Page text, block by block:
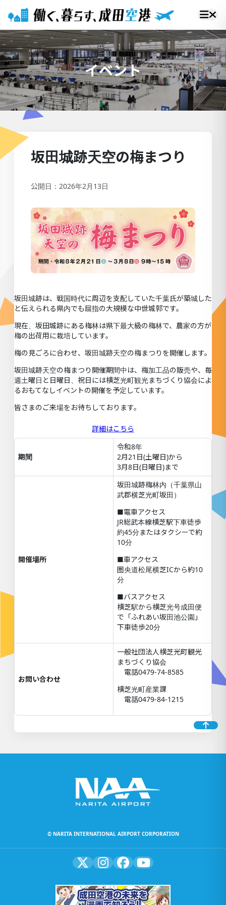
イベント
坂田城跡天空の梅まつり
公開日：2026年2月13日
坂田城跡は、戦国時代に周辺を支配していた千葉氏が築城した
と伝えられる県内でも屈指の大規模な中世城郭です。
現在、坂田城跡にある梅林は県下最大級の梅林で、農家の方が
梅の出荷用に栽培しています。
梅の見ごろに合わせ、坂田城跡天空の梅まつりを開催します。
坂田城跡天空の梅まつり開催期間中は、梅加工品の販売や、毎
週土曜日と日曜日、祝日には横芝光町観光まちづくり協会によ
るおもてなしイベントの開催を予定しています。
皆さまのご来場をお待ちしております。
詳細はこちら
期間
令和8年
2月21日(土曜日)から
3月8日(日曜日)まで
開催場所
坂田城跡梅林内（千葉県山
武郡横芝光町坂田）
■電車アクセス
JR総武本線横芝駅下車徒歩
約45分またはタクシーで約
10分
■車アクセス
圏央道松尾横芝ICから約10
分
■バスアクセス
横芝駅から横芝光号成田便
で「ふれあい坂田池公園」
下車徒歩20分
お問い合わせ
一般社団法人横芝光町観光
まちづくり協会
電話0479-74-8585
横芝光町産業課
電話0479-84-1215
© NARITA INTERNATIONAL AIRPORT CORPORATION